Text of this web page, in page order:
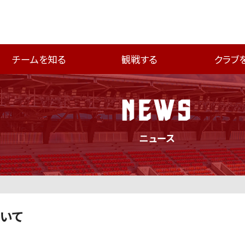
チームを知る 観戦する クラブ
NEWS
ニュース
て